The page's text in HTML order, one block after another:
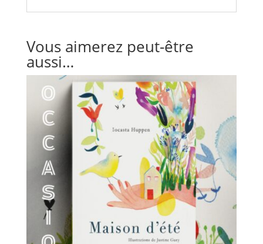
Vous aimerez peut-être
aussi…